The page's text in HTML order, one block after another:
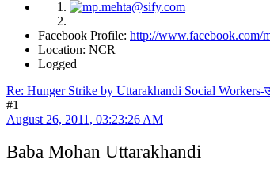
Facebook Profile: http://www.facebook.com/
Location: NCR
Logged
Re: Hunger Strike by Uttarakhandi Social
#1
August 26, 2011, 03:23:26 AM
Baba Mohan Uttarakhandi